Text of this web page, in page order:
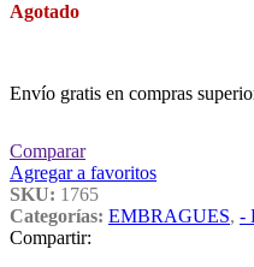
Agotado
Envío gratis en compras
Comparar
Agregar a favoritos
SKU: 1765
Categorías: EMBRAGUES, -
Compartir: